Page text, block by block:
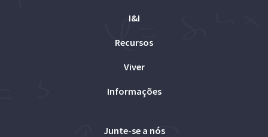
I&I
Recursos
Viver
Informações
Junte-se a nós